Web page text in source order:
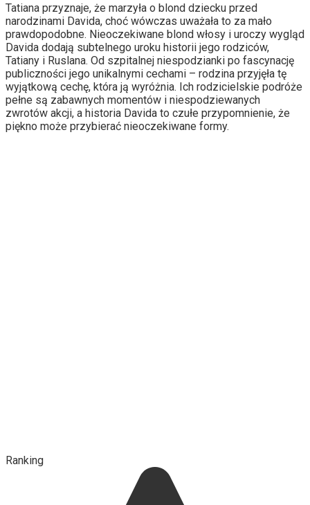
Tatiana przyznaje, że marzyła o blond dziecku przed
narodzinami Davida, choć wówczas uważała to za mało
prawdopodobne. Nieoczekiwane blond włosy i uroczy wygląd
Davida dodają subtelnego uroku historii jego rodziców,
Tatiany i Ruslana. Od szpitalnej niespodzianki po fascynację
publiczności jego unikalnymi cechami – rodzina przyjęła tę
wyjątkową cechę, która ją wyróżnia. Ich rodzicielskie podróże
pełne są zabawnych momentów i niespodziewanych
zwrotów akcji, a historia Davida to czułe przypomnienie, że
piękno może przybierać nieoczekiwane formy.
Ranking